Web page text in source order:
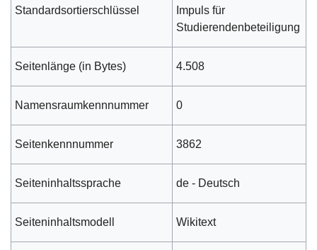
Standardsortierschlüssel
Impuls für
Studierendenbeteiligung
Seitenlänge (in Bytes) 4.508
Namensraumkennnummer 0
Seitenkennnummer 3862
Seiteninhaltssprache de - Deutsch
Seiteninhaltsmodell Wikitext